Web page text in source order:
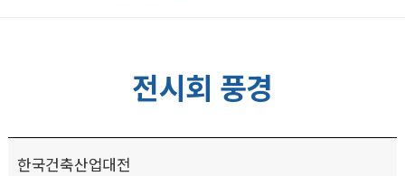
전시회 풍경
한국건축산업대전